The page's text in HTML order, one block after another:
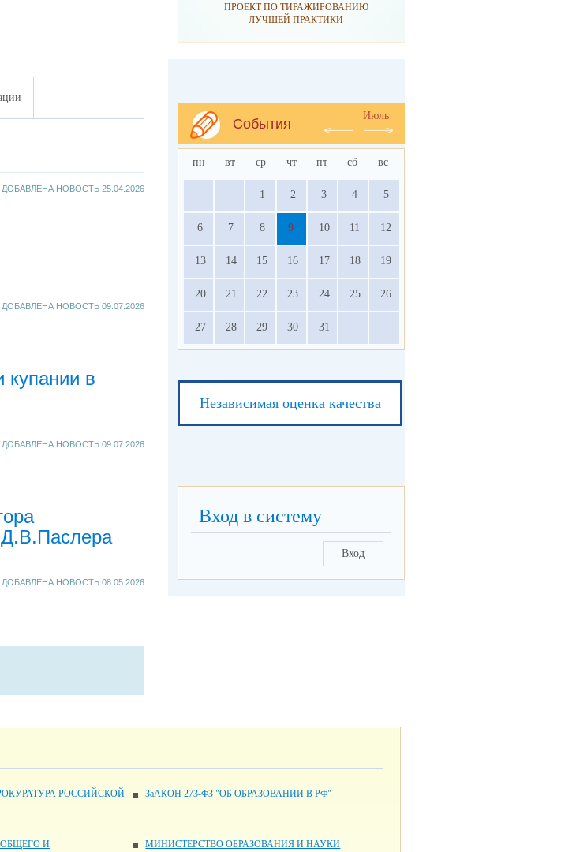
ДОБАВЛЕНА НОВОСТЬ 25.04.2026
ДОБАВЛЕНА НОВОСТЬ 09.07.2026
купании в
ДОБАВЛЕНА НОВОСТЬ 09.07.2026
Д.В.Паслера
ДОБАВЛЕНА НОВОСТЬ 08.05.2026
ПРОЕКТ ПО ТИРАЖИРОВАНИЮ
ЛУЧШЕЙ ПРАКТИКИ
События
Июль
пн вт ср чт пт сб вс
1 2 3 4 5
6 7 8 9 10 11 12
13 14 15 16 17 18 19
20 21 22 23 24 25 26
27 28 29 30 31
Независимая оценка качества
Вход в систему
Вход
РОССИЙСКОЙ
ЗаАКОН 273-ФЗ "ОБ ОБРАЗОВАНИИ В РФ"
И
МИНИСТЕРСТВО ОБРАЗОВАНИЯ И НАУКИ